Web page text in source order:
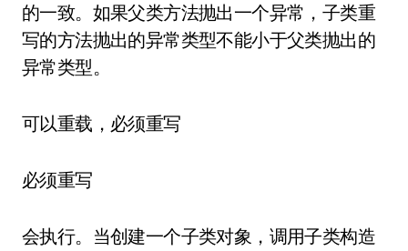
的一致。如果父类方法抛出一个异常，子类重
写的方法抛出的异常类型不能小于父类抛出的
异常类型。
可以重载，必须重写
必须重写
会执行。当创建一个子类对象，调用子类构造